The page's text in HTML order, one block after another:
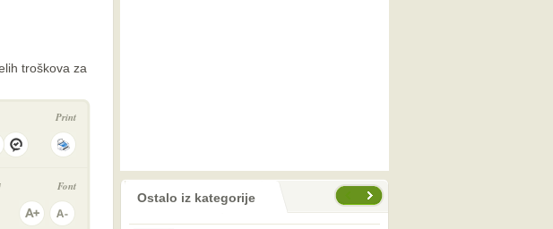
troškova za
Print
Fontprethodno Ostalo iz kategorije